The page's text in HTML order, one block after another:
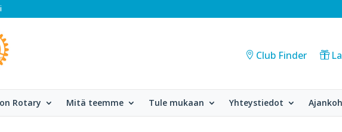
Club Finder
Rotary Mitä teemme Tule mukaan Yhteystiedot